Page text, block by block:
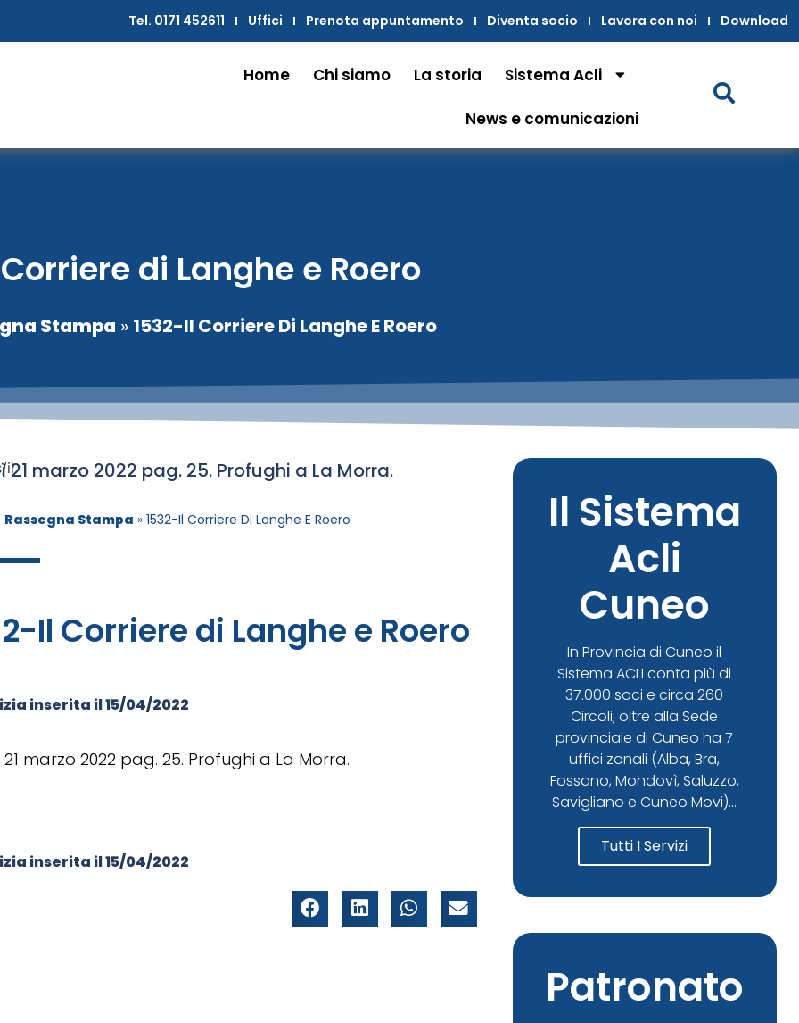
Tel. 0171 452611 Uffici Prenota appuntamento Diventa socio Lavora con noi Download
Home Chi siamo La storia Sistema Acli
News e comunicazioni
di Langhe e Roero
Stampa » 1532-Il Corriere Di Langhe E Roero
il
21 marzo 2022 pag. 25. Profughi a La Morra.
Rassegna Stampa »1532-Il Corriere Di Langhe E Roero
Il Corriere di Langhe e Roero
inserita il15/04/2022
marzo 2022 pag. 25. Profughi a La Morra.
inserita il15/04/2022
Il Sistema
Acli
Cuneo
In Provincia di Cuneo il
Sistema ACLI conta più di
37.000 soci e circa 260
Circoli; oltre alla Sede
provinciale di Cuneo ha 7
uffici zonali (Alba, Bra,
Fossano, Mondovì, Saluzzo,
Savigliano e Cuneo Movi)...
Tutti I Servizi
Patronato